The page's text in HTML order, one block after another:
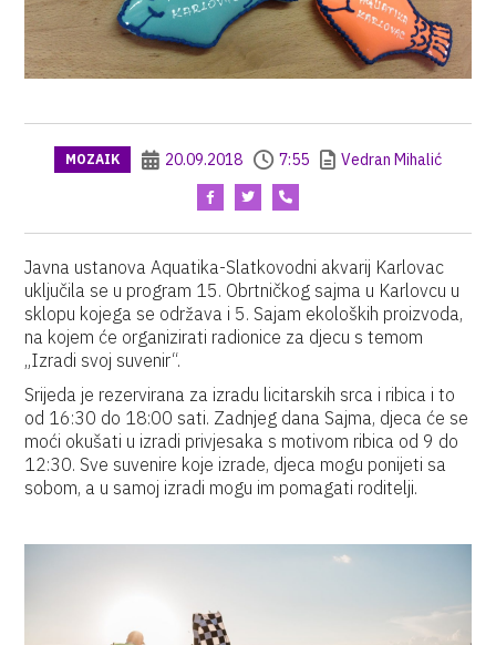
MOZAIK 20.09.2018 7:55 Vedran Mihalić
Javna ustanova Aquatika-Slatkovodni akvarij Karlovac
uključila se u program 15. Obrtničkog sajma u Karlovcu u
sklopu kojega se održava i 5. Sajam ekoloških proizvoda,
na kojem će organizirati radionice za djecu s temom
„Izradi svoj suvenir“.
Srijeda je rezervirana za izradu licitarskih srca i ribica i to
od 16:30 do 18:00 sati. Zadnjeg dana Sajma, djeca će se
moći okušati u izradi privjesaka s motivom ribica od 9 do
12:30. Sve suvenire koje izrade, djeca mogu ponijeti sa
sobom, a u samoj izradi mogu im pomagati roditelji.